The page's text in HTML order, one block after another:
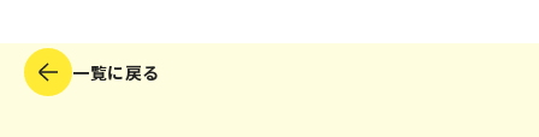
一覧に戻る